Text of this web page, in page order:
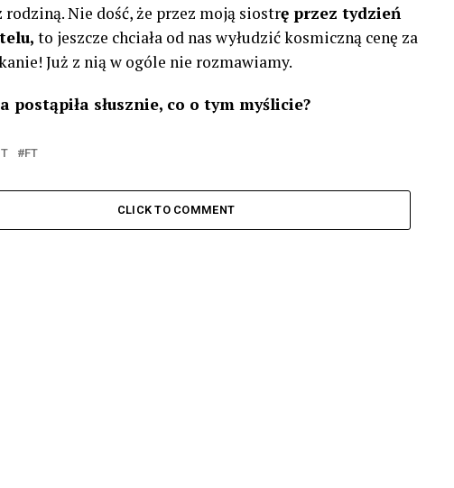
rodziną. Nie dość, że przez moją siostrę przez tydzień
to jeszcze chciała od nas wyłudzić kosmiczną cenę za
Już z nią w ogóle nie rozmawiamy.
postąpiła słusznie, co o tym myślicie?
FT
CLICK TO COMMENT